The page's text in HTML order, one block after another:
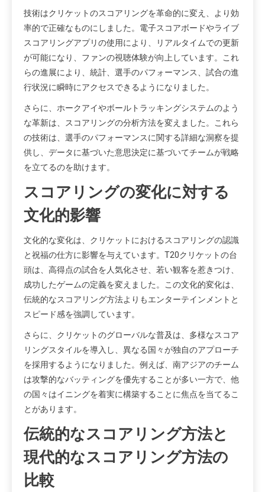
技術はクリケットのスコアリングを革命的に変え、より効
率的で正確なものにしました。電子スコアボードやライブ
スコアリングアプリの使用により、リアルタイムでの更新
が可能になり、ファンの視聴体験が向上しています。これ
らの進展により、統計、選手のパフォーマンス、試合の進
行状況に瞬時にアクセスできるようになりました。
さらに、ホークアイやボールトラッキングシステムのよう
な革新は、スコアリングの分析方法を変えました。これら
の技術は、選手のパフォーマンスに関する詳細な洞察を提
供し、データに基づいた意思決定に基づいてチームが戦略
を立てるのを助けます。
スコアリングの変化に対する
文化的影響
文化的な変化は、クリケットにおけるスコアリングの認識
と祝福の仕方に影響を与えています。T20クリケットの台
頭は、高得点の試合を人気化させ、若い観客を惹きつけ、
成功したゲームの定義を変えました。この文化的変化は、
伝統的なスコアリング方法よりもエンターテインメントと
スピード感を強調しています。
さらに、クリケットのグローバルな普及は、多様なスコア
リングスタイルを導入し、異なる国々が独自のアプローチ
を採用するようになりました。例えば、南アジアのチーム
は攻撃的なバッティングを優先することが多い一方で、他
の国々はイニングを着実に構築することに焦点を当てるこ
とがあります。
伝統的なスコアリング方法と
現代的なスコアリング方法の
比較